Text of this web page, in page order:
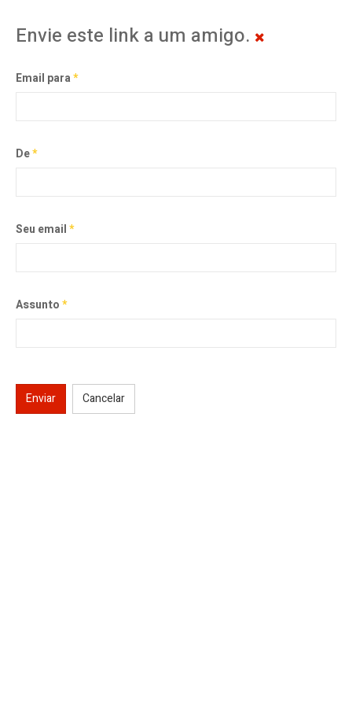
Envie este link a um amigo.
Email para*
De*
Seu email*
Assunto*
Enviar Cancelar